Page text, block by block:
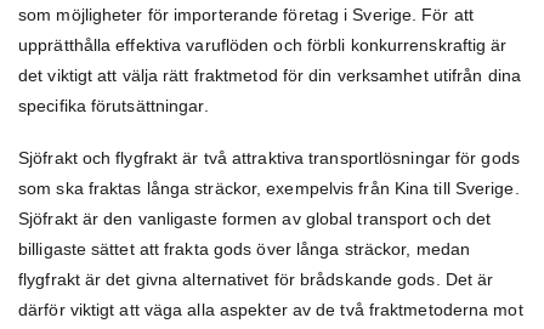
som möjligheter för importerande företag i Sverige. För att
upprätthålla effektiva varuflöden och förbli konkurrenskraftig är
det viktigt att välja rätt fraktmetod för din verksamhet utifrån dina
specifika förutsättningar.
Sjöfrakt och flygfrakt är två attraktiva transportlösningar för gods
som ska fraktas långa sträckor, exempelvis från Kina till Sverige.
Sjöfrakt är den vanligaste formen av global transport och det
billigaste sättet att frakta gods över långa sträckor, medan
flygfrakt är det givna alternativet för brådskande gods. Det är
därför viktigt att väga alla aspekter av de två fraktmetoderna mot